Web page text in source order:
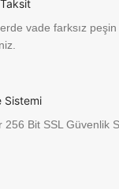
vade farksız
Sistemi
256 Bit SSL Güvenlik